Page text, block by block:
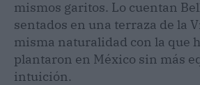
mismos garitos. Lo cuentan
sentados en una terraza de la
misma naturalidad con la que
plantaron en México sin más
intuición.